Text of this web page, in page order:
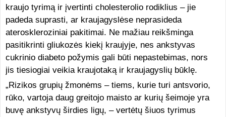
kraujo tyrimą ir įvertinti cholesterolio rodiklius – jie
padeda suprasti, ar kraujagyslėse neprasideda
ateroskleroziniai pakitimai. Ne mažiau reikšminga
pasitikrinti gliukozės kiekį kraujyje, nes ankstyvas
cukrinio diabeto požymis gali būti nepastebimas, nors
jis tiesiogiai veikia kraujotaką ir kraujagyslių būklę.
„Rizikos grupių žmonėms – tiems, kurie turi antsvorio,
rūko, vartoja daug greitojo maisto ar kurių šeimoje yra
buvę ankstyvų širdies ligų, – vertėtų šiuos tyrimus